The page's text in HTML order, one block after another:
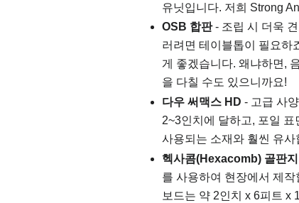
유닛입니다. 저희 Strong
OSB 합판- 조립 시 더욱
러려면 테이블톱이 필요하
게 좋겠습니다. 왜냐하면,
을 다칠 수도 있으니까요!
다우 써맥스 HD - 고급 사
2~3인치에 달하고, 포일
사용되는 소재와 훨씬 유사
헥사콤(Hexacomb) 골판
를 사용하여 현장에서 제
보드는 약 2인치 x 6피트 x